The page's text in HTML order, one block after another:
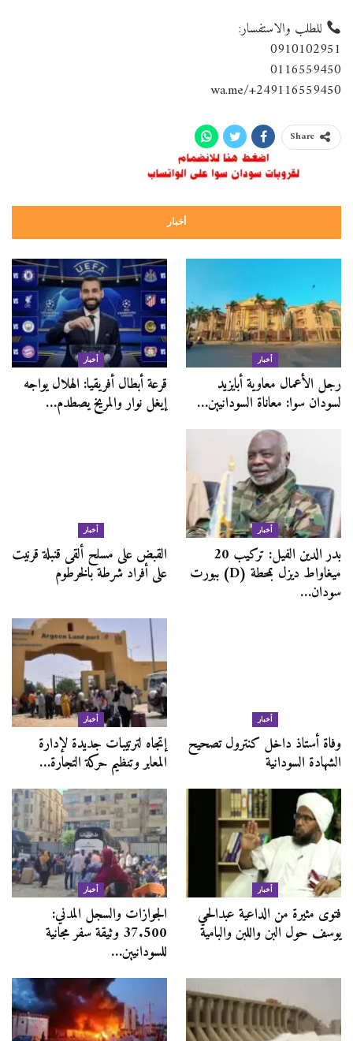
للطلب والاستفسار:
0910102951
0116559450
wa.me/+249116559450
Share
أخبار
أخبار
رجل الأعمال معاوية أبايزيد
لسودان سوا: معاناة السودانيين…
أخبار
قرعة أبطال أفريقيا: الهلال يواجه
إيغل نوار والمريخ يصطدم…
أخبار
بدر الدين الفيل: تركيب 20
ميغاواط ديزل بمحطة (D) ببورت
سودان…
أخبار
القبض على مسلح ألقى قنبلة قرنيت
على أفراد شرطة بالخرطوم
أخبار
وفاة أستاذ داخل كنترول تصحيح
الشهادة السودانية
أخبار
إتجاه لترتيبات جديدة لإدارة
المعابر وتنظيم حركة التجارة…
أخبار
فتوى مثيرة من الداعية عبدالحي
يوسف حول البن واللبن والبامية
أخبار
الجوازات والسجل المدني:
37.500 وثيقة سفر مجانية
للسودانيين…